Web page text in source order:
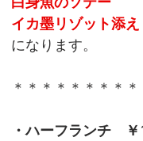
白身魚のソテー
イカ墨リゾット添え
になります。
＊＊＊＊＊＊＊＊
・ハーフランチ　